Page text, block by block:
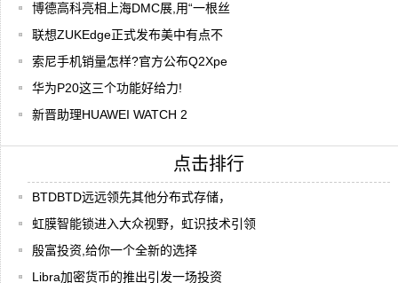
博德高科亮相上海DMC展,用“一根丝
联想ZUKEdge正式发布美中有点不
索尼手机销量怎样?官方公布Q2Xpe
华为P20这三个功能好给力!
新晋助理HUAWEI WATCH 2
点击排行
BTDBTD远远领先其他分布式存储，
虹膜智能锁进入大众视野，虹识技术引领
殷富投资,给你一个全新的选择
Libra加密货币的推出引发一场投资